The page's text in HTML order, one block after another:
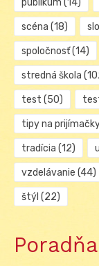
publikum (14)
scéna (18)
spoločnosť(14)
stredná škola
test (50)
tipy na
tradícia (12)
vzdelávanie (44)
štýl (22)
Poradňa